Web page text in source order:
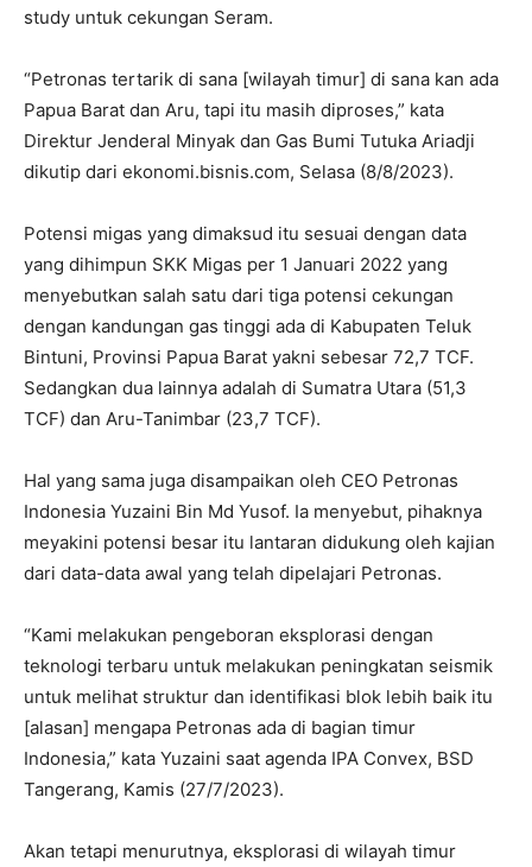
study untuk cekungan Seram.
“Petronas tertarik di sana [wilayah timur] di sana kan ada
Papua Barat dan Aru, tapi itu masih diproses,” kata
Direktur Jenderal Minyak dan Gas Bumi Tutuka Ariadji
dikutip dari ekonomi.bisnis.com, Selasa (8/8/2023).
Potensi migas yang dimaksud itu sesuai dengan data
yang dihimpun SKK Migas per 1 Januari 2022 yang
menyebutkan salah satu dari tiga potensi cekungan
dengan kandungan gas tinggi ada di Kabupaten Teluk
Bintuni, Provinsi Papua Barat yakni sebesar 72,7 TCF.
Sedangkan dua lainnya adalah di Sumatra Utara (51,3
TCF) dan Aru-Tanimbar (23,7 TCF).
Hal yang sama juga disampaikan oleh CEO Petronas
Indonesia Yuzaini Bin Md Yusof. Ia menyebut, pihaknya
meyakini potensi besar itu lantaran didukung oleh kajian
dari data-data awal yang telah dipelajari Petronas.
“Kami melakukan pengeboran eksplorasi dengan
teknologi terbaru untuk melakukan peningkatan seismik
untuk melihat struktur dan identifikasi blok lebih baik itu
[alasan] mengapa Petronas ada di bagian timur
Indonesia,” kata Yuzaini saat agenda IPA Convex, BSD
Tangerang, Kamis (27/7/2023).
Akan tetapi menurutnya, eksplorasi di wilayah timur